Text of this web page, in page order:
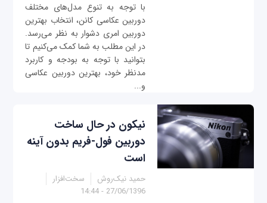
با توجه به تنوع مدل‌های مختلف
دوربین عکاسی کانن، انتخاب بهترین
دوربین امری دشوار به نظر می‌رسد.
در این مطلب به شما کمک می‌کنیم تا
بتوانید با توجه به بودجه و کاربرد
مدنظر خود، بهترین دوربین عکاسی
و...
نیکون در حال ساخت
دوربین فول-فریم بدون آینه
است
حمید نیک‌روش
سخت‌افزار
27/06/1396 - 14:44